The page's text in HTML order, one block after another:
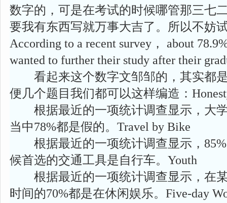
数字的，可是在考试的时候哪管那三七
要我有东西写就万事大吉了。所以不妨
According to a recent survey， about
wanted to further their study after their
看起来这个数字文邹邹的，其实都
便几个题目我们都可以这样编造：
根据最近的一项统计调查显示，大
当中78%都是假的。Travel by Bike
根据最近的一项统计调查显示，85%
候首选的交通工具是自行车。Youth
根据最近的一项统计调查显示，在
时间的70%都是在休闲娱乐。Five-day